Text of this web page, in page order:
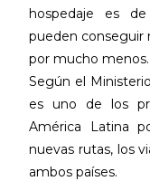
hospedaje es
pueden conseguir
por mucho menos.
Según el
es uno de los
América Latina
nuevas rutas, los
ambos países.